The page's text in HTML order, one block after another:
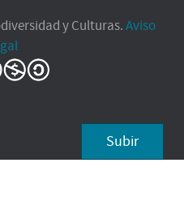
y Culturas.Aviso
Subir